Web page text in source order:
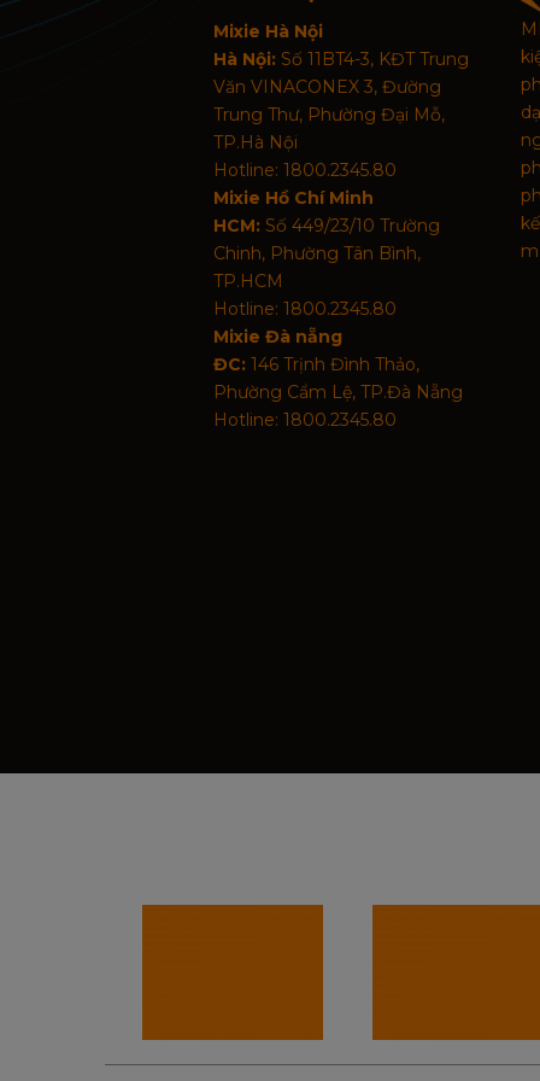
Mixie Hà Nội
Hà Nội: Số 11BT4-3, KĐT Trung
Văn VINACONEX 3, Đường
Trung Thư, Phường Đại Mỗ,
TP.Hà Nội
Hotline: 1800.2345.80
Mixie Hồ Chí Minh
HCM: Số 449/23/10 Trường
Chinh, Phường Tân Bình,
TP.HCM
Hotline: 1800.2345.80
Mixie Đà nẵng
ĐC: 146 Trịnh Đình Thảo,
Phường Cẩm Lệ, TP.Đà Nẵng
Hotline: 1800.2345.80